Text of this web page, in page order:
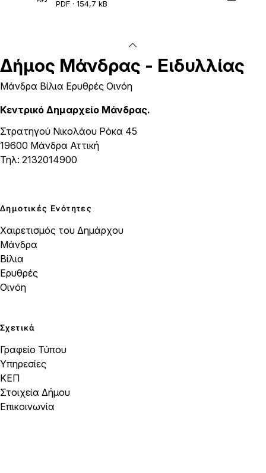
PDF · 154,7 kB
Δήμος Μάνδρας - Ειδυλλίας
Μάνδρα Βίλια Ερυθρές Οινόη
Κεντρικό Δημαρχείο Μάνδρας.
Στρατηγού Νικολάου Ρόκα 45
19600 Μάνδρα Αττική
Τηλ: 2132014900
Δημοτικές Ενότητες
Χαιρετισμός του Δημάρχου
Μάνδρα
Βίλια
Ερυθρές
Οινόη
Σχετικά
Γραφείο Τύπου
Υπηρεσίες
ΚΕΠ
Στοιχεία Δήμου
Επικοινωνία